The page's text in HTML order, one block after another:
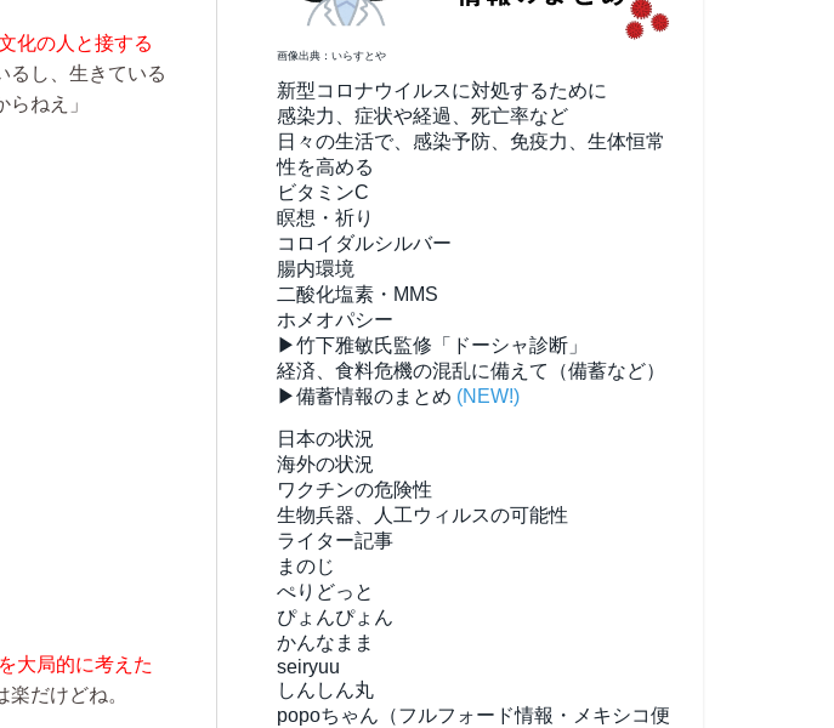
化の人と接する
るし、生きている
ねえ」
大局的に考えた
だけどね。
画像出典：いらすとや
新型コロナウイルスに対処するために
感染力、症状や経過、死亡率など
日々の生活で、感染予防、免疫力、生体恒常
性を高める
ビタミンC
瞑想・祈り
コロイダルシルバー
腸内環境
二酸化塩素・MMS
ホメオパシー
▶竹下雅敏氏監修「ドーシャ診断」
経済、食料危機の混乱に備えて（備蓄など）
▶備蓄情報のまとめ (NEW!)
日本の状況
海外の状況
ワクチンの危険性
生物兵器、人工ウィルスの可能性
ライター記事
まのじ
ぺりどっと
ぴょんぴょん
かんなまま
seiryuu
しんしん丸
popoちゃん（フルフォード情報・メキシコ便